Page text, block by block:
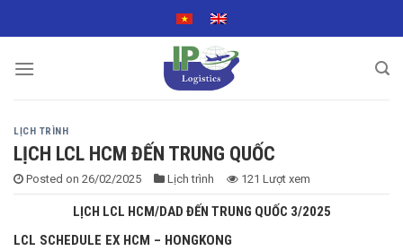
to
LỊCH TRÌNH
LỊCH LCL HCM ĐẾN TRUNG QUỐC
Posted on 26/02/2025 Lịch trình 121 Lượt xem
LỊCH LCL HCM/DAD ĐẾN TRUNG QUỐC 3/2025
LCL SCHEDULE EX HCM – HONGKONG